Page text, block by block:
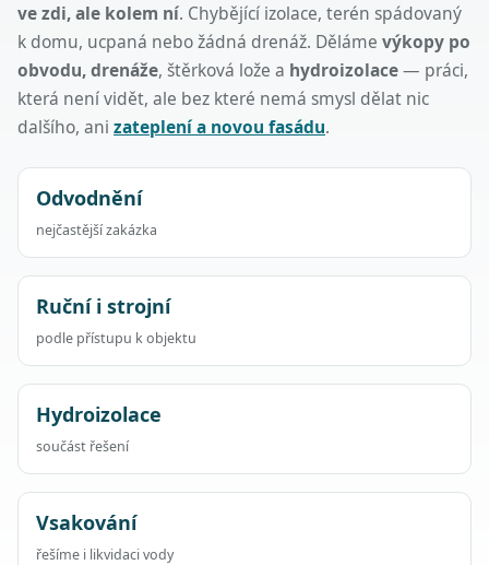
ve zdi, ale kolem ní. Chybějící izolace, terén spádovaný
k domu, ucpaná nebo žádná drenáž. Děláme výkopy po
obvodu, drenáže, štěrková lože a hydroizolace— práci,
která není vidět, ale bez které nemá smysl dělat nic
dalšího, ani zateplení a novou fasádu.
Odvodnění
nejčastější zakázka
Ruční i strojní
podle přístupu k objektu
Hydroizolace
součást řešení
Vsakování
řešíme i likvidaci vody